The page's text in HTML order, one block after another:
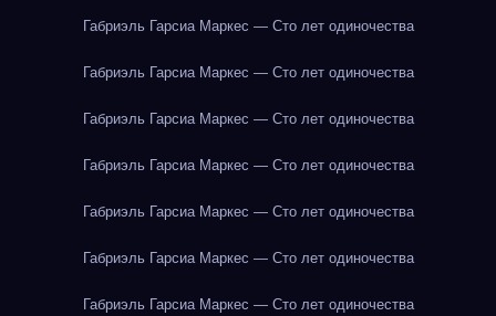
Габриэль Гарсиа Маркес — Сто лет одиночества
Габриэль Гарсиа Маркес — Сто лет одиночества
Габриэль Гарсиа Маркес — Сто лет одиночества
Габриэль Гарсиа Маркес — Сто лет одиночества
Габриэль Гарсиа Маркес — Сто лет одиночества
Габриэль Гарсиа Маркес — Сто лет одиночества
Габриэль Гарсиа Маркес — Сто лет одиночества